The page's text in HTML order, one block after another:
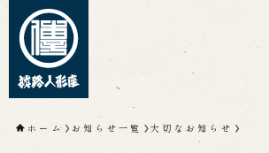
トップページ
ホーム お知らせ一覧 大切なお知らせ